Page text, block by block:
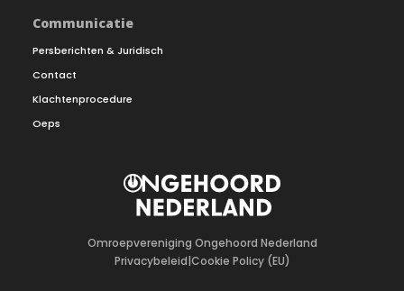
Communicatie
Persberichten & Juridisch
Contact
Klachtenprocedure
Oeps
Omroepvereniging Ongehoord Nederland
Privacybeleid|Cookie Policy (EU)